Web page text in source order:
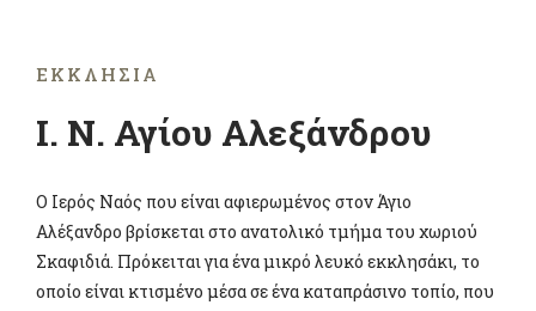
ΕΚΚΛΗΣΊΑ
Ι. Ν. Αγίου Αλεξάνδρου
Ο Ιερός Ναός που είναι αφιερωμένος στον Άγιο
Αλέξανδρο βρίσκεται στο ανατολικό τμήμα του χωριού
Σκαφιδιά. Πρόκειται για ένα μικρό λευκό εκκλησάκι, το
οποίο είναι κτισμένο μέσα σε ένα καταπράσινο τοπίο, που